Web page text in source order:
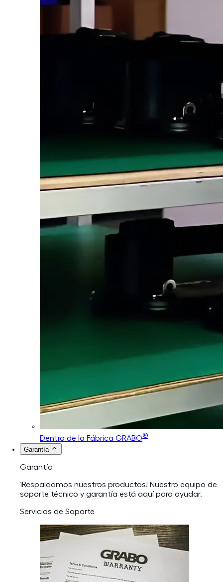
Dentro de la Fábrica GRABO®
Garantía
Garantía
¡Respaldamos nuestros productos! Nuestro equipo de
soporte técnico y garantía está aquí para ayudar.
Servicios de Soporte